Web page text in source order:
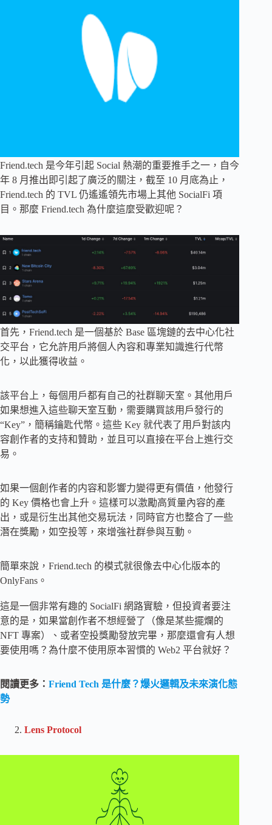
Friend.tech 是今年引起 Social 熱潮的重要推手之一，自今
年 8 月推出即引起了廣泛的關注，截至 10 月底為止，
Friend.tech 的 TVL 仍遙遙領先市場上其他 SocialFi 項
目。那麼 Friend.tech 為什麼這麼受歡迎呢？
首先，Friend.tech 是一個基於 Base 區塊鏈的去中心化社
交平台，它允許用戶將個人內容和專業知識進行代幣
化，以此獲得收益。
該平台上，每個用戶都有自己的社群聊天室。其他用戶
如果想進入這些聊天室互動，需要購買該用戶發行的
“Key”，簡稱鑰匙代幣。這些 Key 就代表了用戶對該内
容創作者的支持和贊助，並且可以直接在平台上進行交
易。
如果一個創作者的内容和影響力變得更有價值，他發行
的 Key 價格也會上升。這樣可以激勵高質量內容的產
出，或是衍生出其他交易玩法，同時官方也整合了一些
潛在獎勵，如空投等，來增強社群參與互動。
簡單來說，Friend.tech 的模式就很像去中心化版本的
OnlyFans。
這是一個非常有趣的 SocialFi 網路實驗，但投資者要注
意的是，如果當創作者不想經營了（像是某些擺爛的
NFT 專案）、或者空投獎勵發放完畢，那麼還會有人想
要使用嗎？為什麼不使用原本習慣的 Web2 平台就好？
閱讀更多： Friend Tech 是什麼？爆火邏輯及未來演化態
勢
Lens Protocol